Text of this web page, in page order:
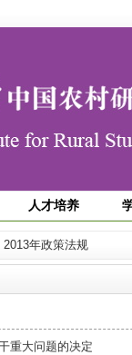
人才培养
2013年政策法规
重大问题的决定